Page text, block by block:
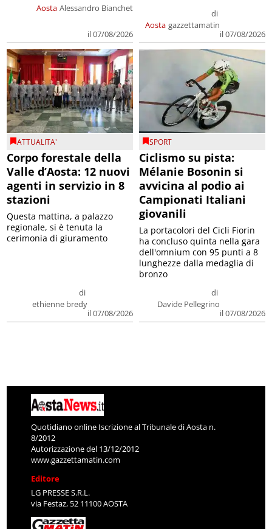
Aosta Alessandro Bianchet
il 07/08/2026
Aosta
di
gazzettamatin
il 07/08/2026
ATTUALITA'
Corpo forestale della
Valle d’Aosta: 12 nuovi
agenti in servizio in 8
stazioni
di
ethienne bredy
il 07/08/2026
Questa mattina, a palazzo
regionale, si è tenuta la
cerimonia di giuramento
SPORT
Ciclismo su pista:
Mélanie Bosonin si
avvicina al podio ai
Campionati Italiani
giovanili
di
Davide Pellegrino
il 07/08/2026
La portacolori del Cicli Fiorin
ha concluso quinta nella gara
dell'omnium con 95 punti a 8
lunghezze dalla medaglia di
bronzo
Quotidiano online Iscrizione al Tribunale di Aosta n.
8/2012
Autorizzazione del 13/12/2012
www.gazzettamatin.com
Editore
LG PRESSE S.R.L.
via Festaz, 52 11100 AOSTA